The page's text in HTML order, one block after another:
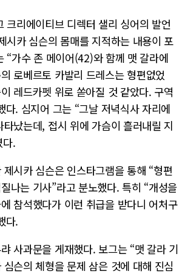
크리에이티브 디렉터 샐리 싱어의 발언
시카 심슨의 몸매를 지적하는 내용이 포
“가수 존 메이어(42)와 함께 맷 갈라에
로베르토 카발리 드레스는 형편없었
레드카펫 위로 쏟아질 것 같았다. 구역
다. 심지어 그는 “그날 저녁식사 자리에
났는데, 접시 위에 가슴이 흘러내릴 지
다.
시카 심슨은 인스타그램을 통해 “형편
나는 기사”라고 분노했다. 특히 “개성을
참석했다가 이런 취급을 받다니 어처구
다.
사과문을 게재했다. 보그는 “맷 갈라 기
슨의 체형을 문제 삼은 것에 대해 진심